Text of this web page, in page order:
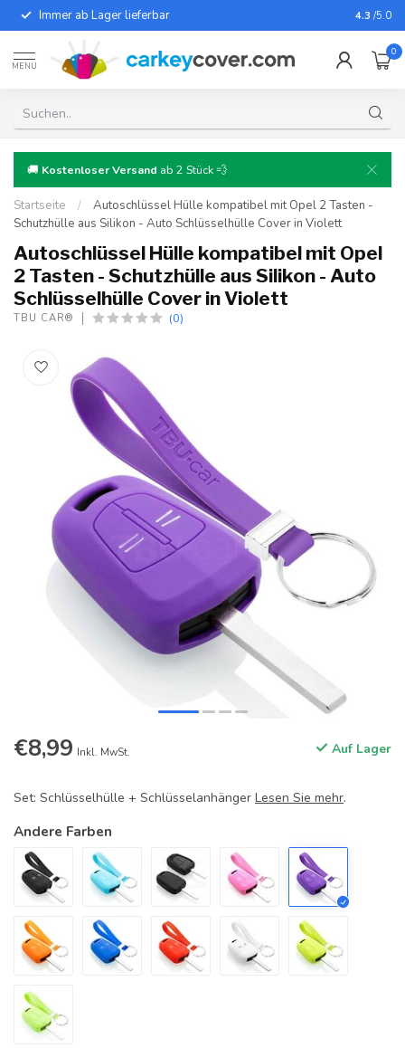
Immer ab Lager lieferbar Für fast
4.3 /5.0
MENU
0
🚚 Kostenloser Versand ab 2 Stück 💨
Startseite /
Autoschlüssel Hülle kompatibel mit Opel 2 Tasten -
Schutzhülle aus Silikon - Auto Schlüsselhülle Cover in Violett
Autoschlüssel Hülle kompatibel mit Opel
2 Tasten - Schutzhülle aus Silikon - Auto
Schlüsselhülle Cover in Violett
TBU CAR® (0)
€8,99 Inkl. MwSt. Auf Lager
Set: Schlüsselhülle + Schlüsselanhänger Lesen Sie mehr.
Andere Farben